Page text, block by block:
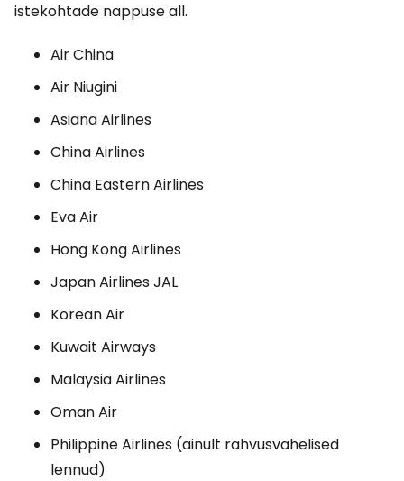
istekohtade nappuse all.
Air China
Air Niugini
Asiana Airlines
China Airlines
China Eastern Airlines
Eva Air
Hong Kong Airlines
Japan Airlines JAL
Korean Air
Kuwait Airways
Malaysia Airlines
Oman Air
Philippine Airlines (ainult rahvusvahelised
lennud)